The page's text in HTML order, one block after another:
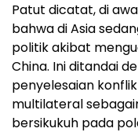
Patut dicatat, di
bahwa di Asia
politik akibat
China. Ini ditandai
penyelesaian
multilateral
bersikukuh pada